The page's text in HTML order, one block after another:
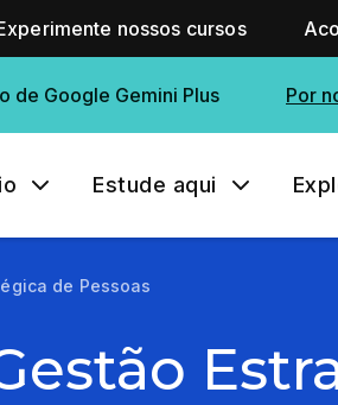
nossos cursos
de Google Gemini Plus Por
Estude aqui
de Pessoas